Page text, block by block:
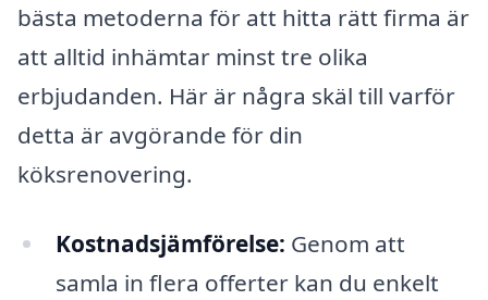
bästa metoderna för att hitta rätt firma är
att alltid inhämtar minst tre olika
erbjudanden. Här är några skäl till varför
detta är avgörande för din
köksrenovering.
Kostnadsjämförelse: Genom att
samla in flera offerter kan du enkelt